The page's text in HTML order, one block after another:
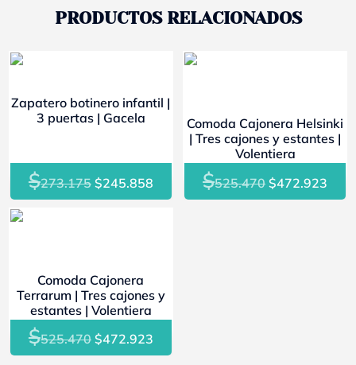
PRODUCTOS RELACIONADOS
Zapatero botinero infantil |
3 puertas | Gacela
$273.175 El
precio
$245.858El
precio
Comoda Cajonera Helsinki
| Tres cajones y estantes |
Volentiera
$525.470 El
precio
$472.923
Comoda Cajonera
Terrarum | Tres cajones y
estantes | Volentiera
$525.470 El
precio
$472.923El
precio